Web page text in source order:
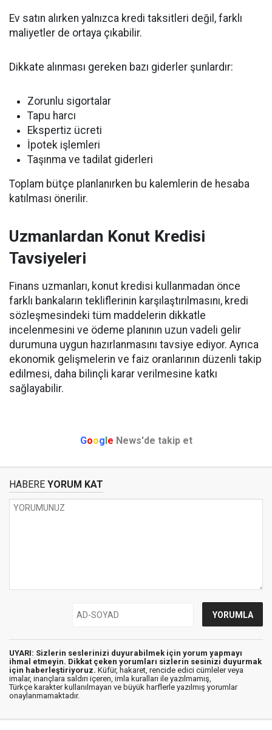
Ev satın alırken yalnızca kredi taksitleri değil, farklı
maliyetler de ortaya çıkabilir.
Dikkate alınması gereken bazı giderler şunlardır:
Zorunlu sigortalar
Tapu harcı
Ekspertiz ücreti
İpotek işlemleri
Taşınma ve tadilat giderleri
Toplam bütçe planlanırken bu kalemlerin de hesaba
katılması önerilir.
Uzmanlardan Konut Kredisi
Tavsiyeleri
Finans uzmanları, konut kredisi kullanmadan önce
farklı bankaların tekliflerinin karşılaştırılmasını, kredi
sözleşmesindeki tüm maddelerin dikkatle
incelenmesini ve ödeme planının uzun vadeli gelir
durumuna uygun hazırlanmasını tavsiye ediyor. Ayrıca
ekonomik gelişmelerin ve faiz oranlarının düzenli takip
edilmesi, daha bilinçli karar verilmesine katkı
sağlayabilir.
Google News'de takip et
HABERE YORUM KAT
UYARI: Sizlerin seslerinizi duyurabilmek için yorum yapmayı
ihmal etmeyin. Dikkat çeken yorumları sizlerin sesinizi duyurmak
için haberleştiriyoruz. Küfür, hakaret, rencide edici cümleler veya
imalar, inançlara saldırı içeren, imla kuralları ile yazılmamış,
Türkçe karakter kullanılmayan ve büyük harflerle yazılmış yorumlar
onaylanmamaktadır.